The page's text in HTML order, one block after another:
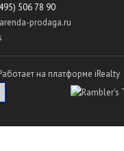
506 78 90
prodaga.ru
на платформе iRealty